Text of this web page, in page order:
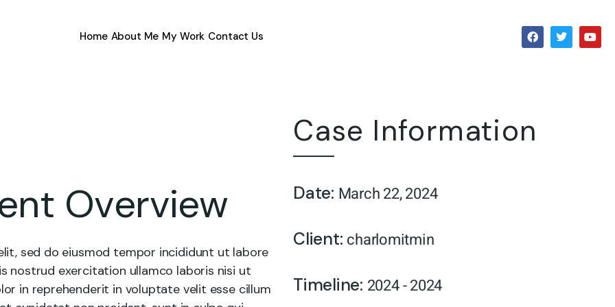
Home About Me My Work Contact Us
Overview
sed do eiusmod tempor incididunt ut labore
nostrud exercitation ullamco laboris nisi ut
in reprehenderit in voluptate velit esse cillum
Case Information
Date: March 22, 2024
Client: charlomitmin
Timeline: 2024 - 2024